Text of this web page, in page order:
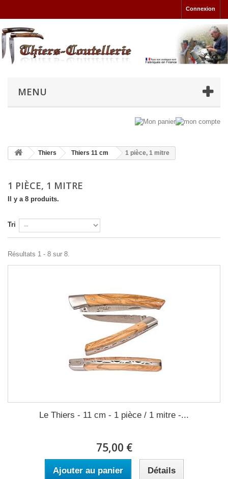
Connexion
MENU
Thiers Thiers 11 cm 1 pièce, 1 mitre
1 PIÈCE, 1 MITRE
Il y a 8 produits.
Tri
Résultats 1 - 8 sur 8.
Le Thiers - 11 cm - 1 pièce / 1 mitre -...
75,00 €
Ajouter au panier Détails